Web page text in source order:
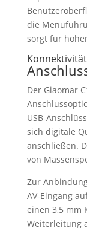
die
sorgt für
Konnektivität
Der Giaomar
USB-
sich digitale
anschließen.
von
Zur
AV-Eingang
einen 3,5 mm
Weiterleitung